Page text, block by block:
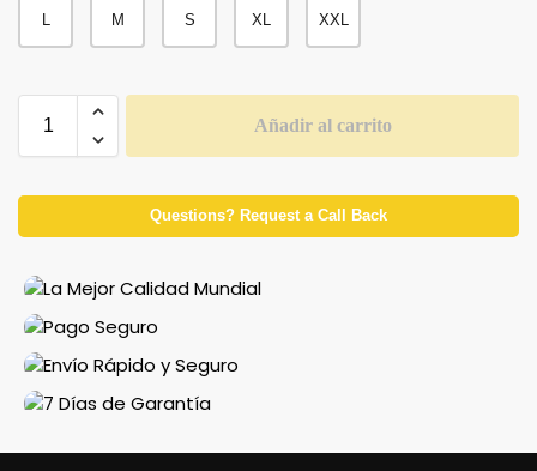
L M S XL XXL
Añadir al carrito
Questions? Request a Call Back